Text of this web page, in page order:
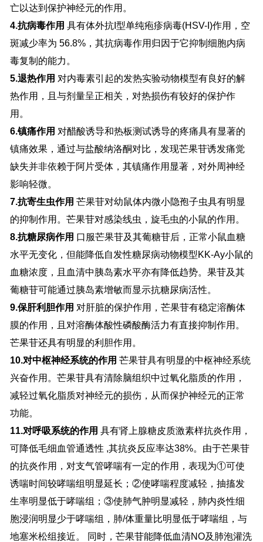
亡以达到保护神经元的作用。
4.抗病毒作用 具有体外抗I型单纯疱疹病毒(HSV-I)作用，空
斑减少率为 56.8%，其抗病毒作用归因于它抑制细胞内病
毒复制的能力。
5.退热作用 对内毒素引起的发热实验动物模型有良好的解
热作用，且与剂量呈正相关，对热损伤有较好的保护作
用。
6.镇痛作用 对醋酸诱导和热板测试诱导的疼痛具有显著的
镇痛效果，通过与盐酸纳洛酮对比，发现芒果苷诱发痛觉
缺失并非依赖于阿片受体，其镇痛作用显著，对外周神经
影响轻微。
7.抗寄生虫作用 芒果苷对幼鼠体内微小隐孢子虫具有明显
的抑制作用。芒果苷对感染线虫，旋毛虫的小鼠的作用。
8.抗糖尿病作用 口服芒果苷及其葡糖苷后，正常小鼠血糖
水平无变化，但能降低自发性糖尿病动物模型KK-Ay小鼠的
血糖浓度，且血清中胰岛素水平亦有降低趋势。果苷及其
葡糖苷可能通过胰岛素增敏而显示抗糖尿病活性。
9.保肝利胆作用 对肝脏的保护作用，芒果苷有稳定溶酶体
膜的作用，且对溶酶体酸性磷酸酶活力有直接抑制作用。
芒果苷还具有明显的利胆作用。
10.对中枢神经系统的作用 芒果苷具有明显的中枢神经系统
兴奋作用。芒果苷具有清除脑组织中过氧化脂质的作用，
减轻过氧化脂质对神经元的损伤，从而保护神经元的正常
功能。
11.对呼吸系统的作用 具有肾上腺糖皮质激素样抗炎作用，
可降低毛细血管通透性 ,其抗炎反应率达38%。由于芒果苷
的抗炎作用，对支气管哮喘有一定的作用，表现为①可使
诱喘时间较哮喘组明显延长；②使哮喘程度减轻，抽搐发
生率明显低于哮喘组；③使肺气肿明显减轻，肺内炎性细
胞浸润明显少于哮喘组，肺/体重量比明显低于哮喘组，与
地塞米松组接近。 同时，芒果苷能降低血清NO及肺泡灌洗